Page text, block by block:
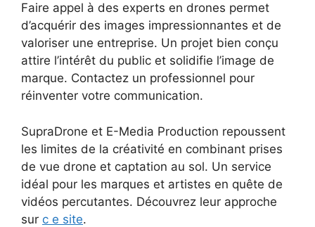
Faire appel à des experts en drones permet
d’acquérir des images impressionnantes et de
valoriser une entreprise. Un projet bien conçu
attire l’intérêt du public et solidifie l’image de
marque. Contactez un professionnel pour
réinventer votre communication.
SupraDrone et E-Media Production repoussent
les limites de la créativité en combinant prises
de vue drone et captation au sol. Un service
idéal pour les marques et artistes en quête de
vidéos percutantes. Découvrez leur approche
sur c e site.